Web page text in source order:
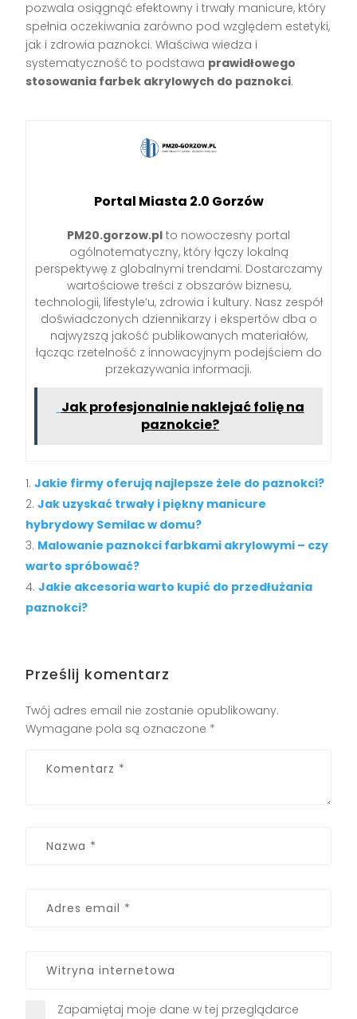
pozwala osiągnąć efektowny i trwały manicure, który
spełnia oczekiwania zarówno pod względem estetyki,
jak i zdrowia paznokci. Właściwa wiedza i
systematyczność to podstawa prawidłowego
stosowania farbek akrylowych do paznokci.
Portal Miasta 2.0 Gorzów
PM20.gorzow.pl to nowoczesny portal
ogólnotematyczny, który łączy lokalną
perspektywę z globalnymi trendami. Dostarczamy
wartościowe treści z obszarów biznesu,
technologii, lifestyle’u, zdrowia i kultury. Nasz zespół
doświadczonych dziennikarzy i ekspertów dba o
najwyższą jakość publikowanych materiałów,
łącząc rzetelność z innowacyjnym podejściem do
przekazywania informacji.
Jak profesjonalnie naklejać folię na
paznokcie?
Jakie firmy oferują najlepsze żele do paznokci?
Jak uzyskać trwały i piękny manicure
hybrydowy Semilac w domu?
Malowanie paznokci farbkami akrylowymi – czy
warto spróbować?
Jakie akcesoria warto kupić do przedłużania
paznokci?
Prześlij komentarz
Twój adres email nie zostanie opublikowany.
Wymagane pola są oznaczone *
Zapamiętaj moje dane w tej przeglądarce